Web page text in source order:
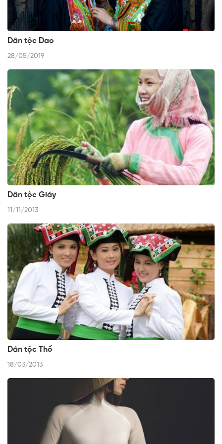
Dân tộc Dao
28/05/2019
Dân tộc Giáy
11/11/2013
Dân tộc Thổ
18/03/2013